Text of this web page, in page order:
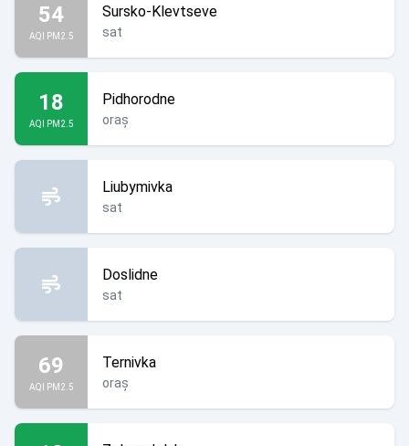
54
AQI PM2.5
Sursko-Klevtseve
sat
18
AQI PM2.5
Pidhorodne
oraș
Liubymivka
sat
Doslidne
sat
69
AQI PM2.5
Ternivka
oraș